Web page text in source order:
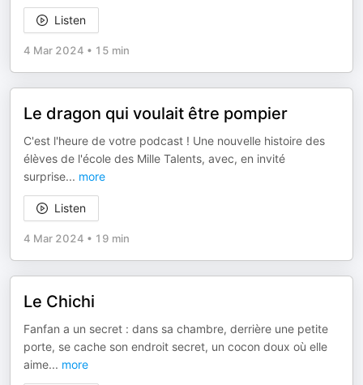
Listen
4 Mar 2024 • 15 min
Le dragon qui voulait être pompier
C'est l'heure de votre podcast ! Une nouvelle histoire des
élèves de l'école des Mille Talents, avec, en invité
surprise... more
Listen
4 Mar 2024 • 19 min
Le Chichi
Fanfan a un secret : dans sa chambre, derrière une petite
porte, se cache son endroit secret, un cocon doux où elle
aime... more